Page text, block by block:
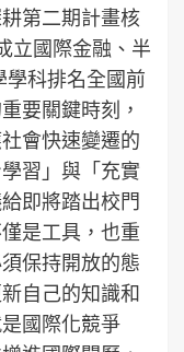
第二期計畫核
立國際金融、半
學科排名全國前
要關鍵時刻，
會快速變遷的
習」與「充實
即將踏出校門
是工具，也重
保持開放的態
自己的知識和
國際化競爭